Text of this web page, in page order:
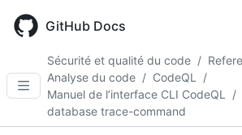
main
GitHub Docs
Sécurité et qualité du code /
Analyse du code / CodeQL
/
Manuel de l’interface CLI CodeQL
/
database trace-command